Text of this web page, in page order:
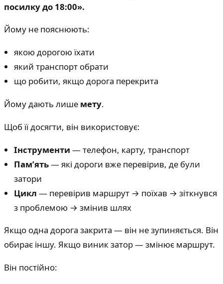
посилку до 18:00».
Йому не пояснюють:
якою дорогою їхати
який транспорт обрати
що робити, якщо дорога перекрита
Йому дають лише мету.
Щоб її досягти, він використовує:
Інструменти — телефон, карту, транспорт
Пам’ять— які дороги вже перевірив, де були
затори
Цикл — перевірив маршрут → поїхав → зіткнувся
з проблемою → змінив шлях
Якщо одна дорога закрита — він не зупиняється. Він
обирає іншу. Якщо виник затор — змінює маршрут.
Він постійно: